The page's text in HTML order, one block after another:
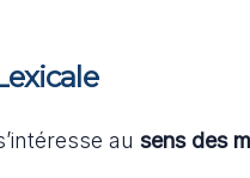
au sens des